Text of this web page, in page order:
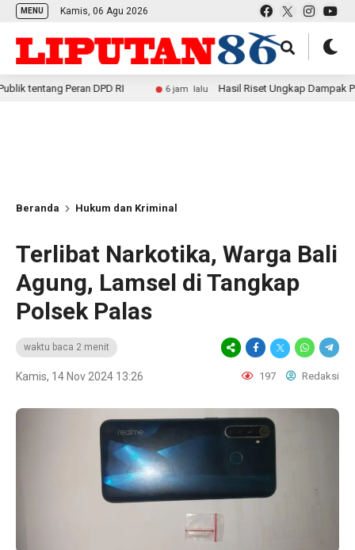
MENU Kamis, 06 Agu 2026
Peran DPD RI 6 jam lalu Hasil Riset Ungkap Dampak Positif
Beranda Hukum dan Kriminal
Terlibat Narkotika, Warga Bali
Agung, Lamsel di Tangkap
Polsek Palas
waktu baca 2 menit
Kamis, 14 Nov 2024 13:26 197 Redaksi